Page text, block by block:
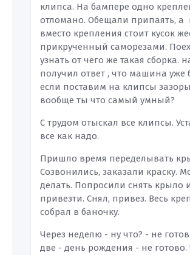
клипса. На бампере одно
отломано. Обещали припаять, а
вместо крепления стоит кусок
прикрученный саморезами.
узнать от чего же такая сборка.
получил ответ , что машина уже
если поставим на клипсы зазоры
вообще ты что самый умный?
С трудом отыскал все клипсы.
все как надо.
Пришло время переделывать
Созвонились, заказали краску.
делать. Попросили снять крыло и
привезти. Снял, привез. Весь
собрал в баночку.
Через неделю - ну что? - не
две - день рождения - не готово.